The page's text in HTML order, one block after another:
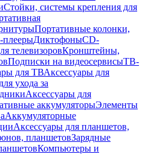
Стойки, системы крепления для
Портативные колонки,
плеерыДиктофоныCD-
телевизоровКронштейны,
Подписки на видеосервисыТВ-
для ТВАксессуары для
ухода за
Аксессуары для
аккумуляторыЭлементы
Аккумуляторные
Аксессуары для планшетов,
планшетовЗарядные
Компьютеры и